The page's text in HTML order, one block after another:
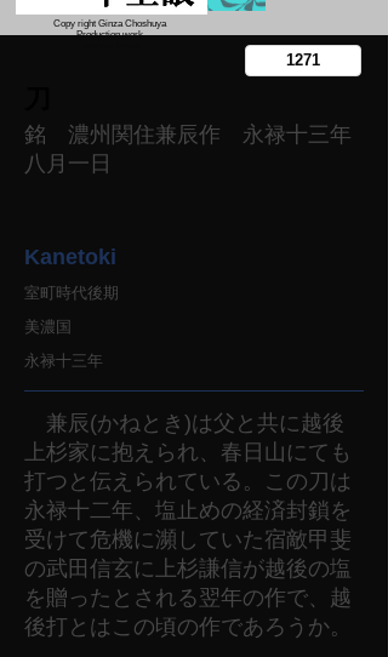
Copy right Ginza Choshuya
Production work
銘 濃州関住兼辰作 永禄十三年
八月一日
Kanetoki
室町時代後期
美濃国
永禄十三年
兼辰(かねとき)は父と共に越後
上杉家に抱えられ、春日山にても
打つと伝えられている。この刀は
永禄十二年、塩止めの経済封鎖を
受けて危機に瀕していた宿敵甲斐
の武田信玄に上杉謙信が越後の塩
を贈ったとされる翌年の作で、越
後打とはこの頃の作であろうか。